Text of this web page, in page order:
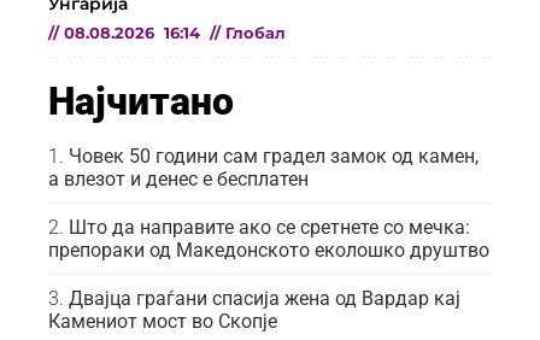
// 08.08.2026 16:14 // Глобал
Најчитано
Човек 50 години сам градел замок од камен,
а влезот и денес е бесплатен
Што да направите ако се сретнете со мечка:
препораки од Македонското еколошко друштво
Двајца граѓани спасија жена од Вардар кај
Камениот мост во Скопје